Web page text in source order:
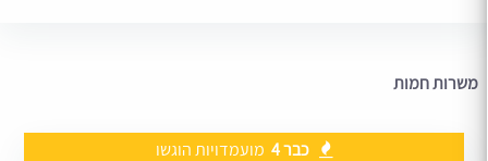
משרות חמות
כבר 4 מועמדויות הוגשו